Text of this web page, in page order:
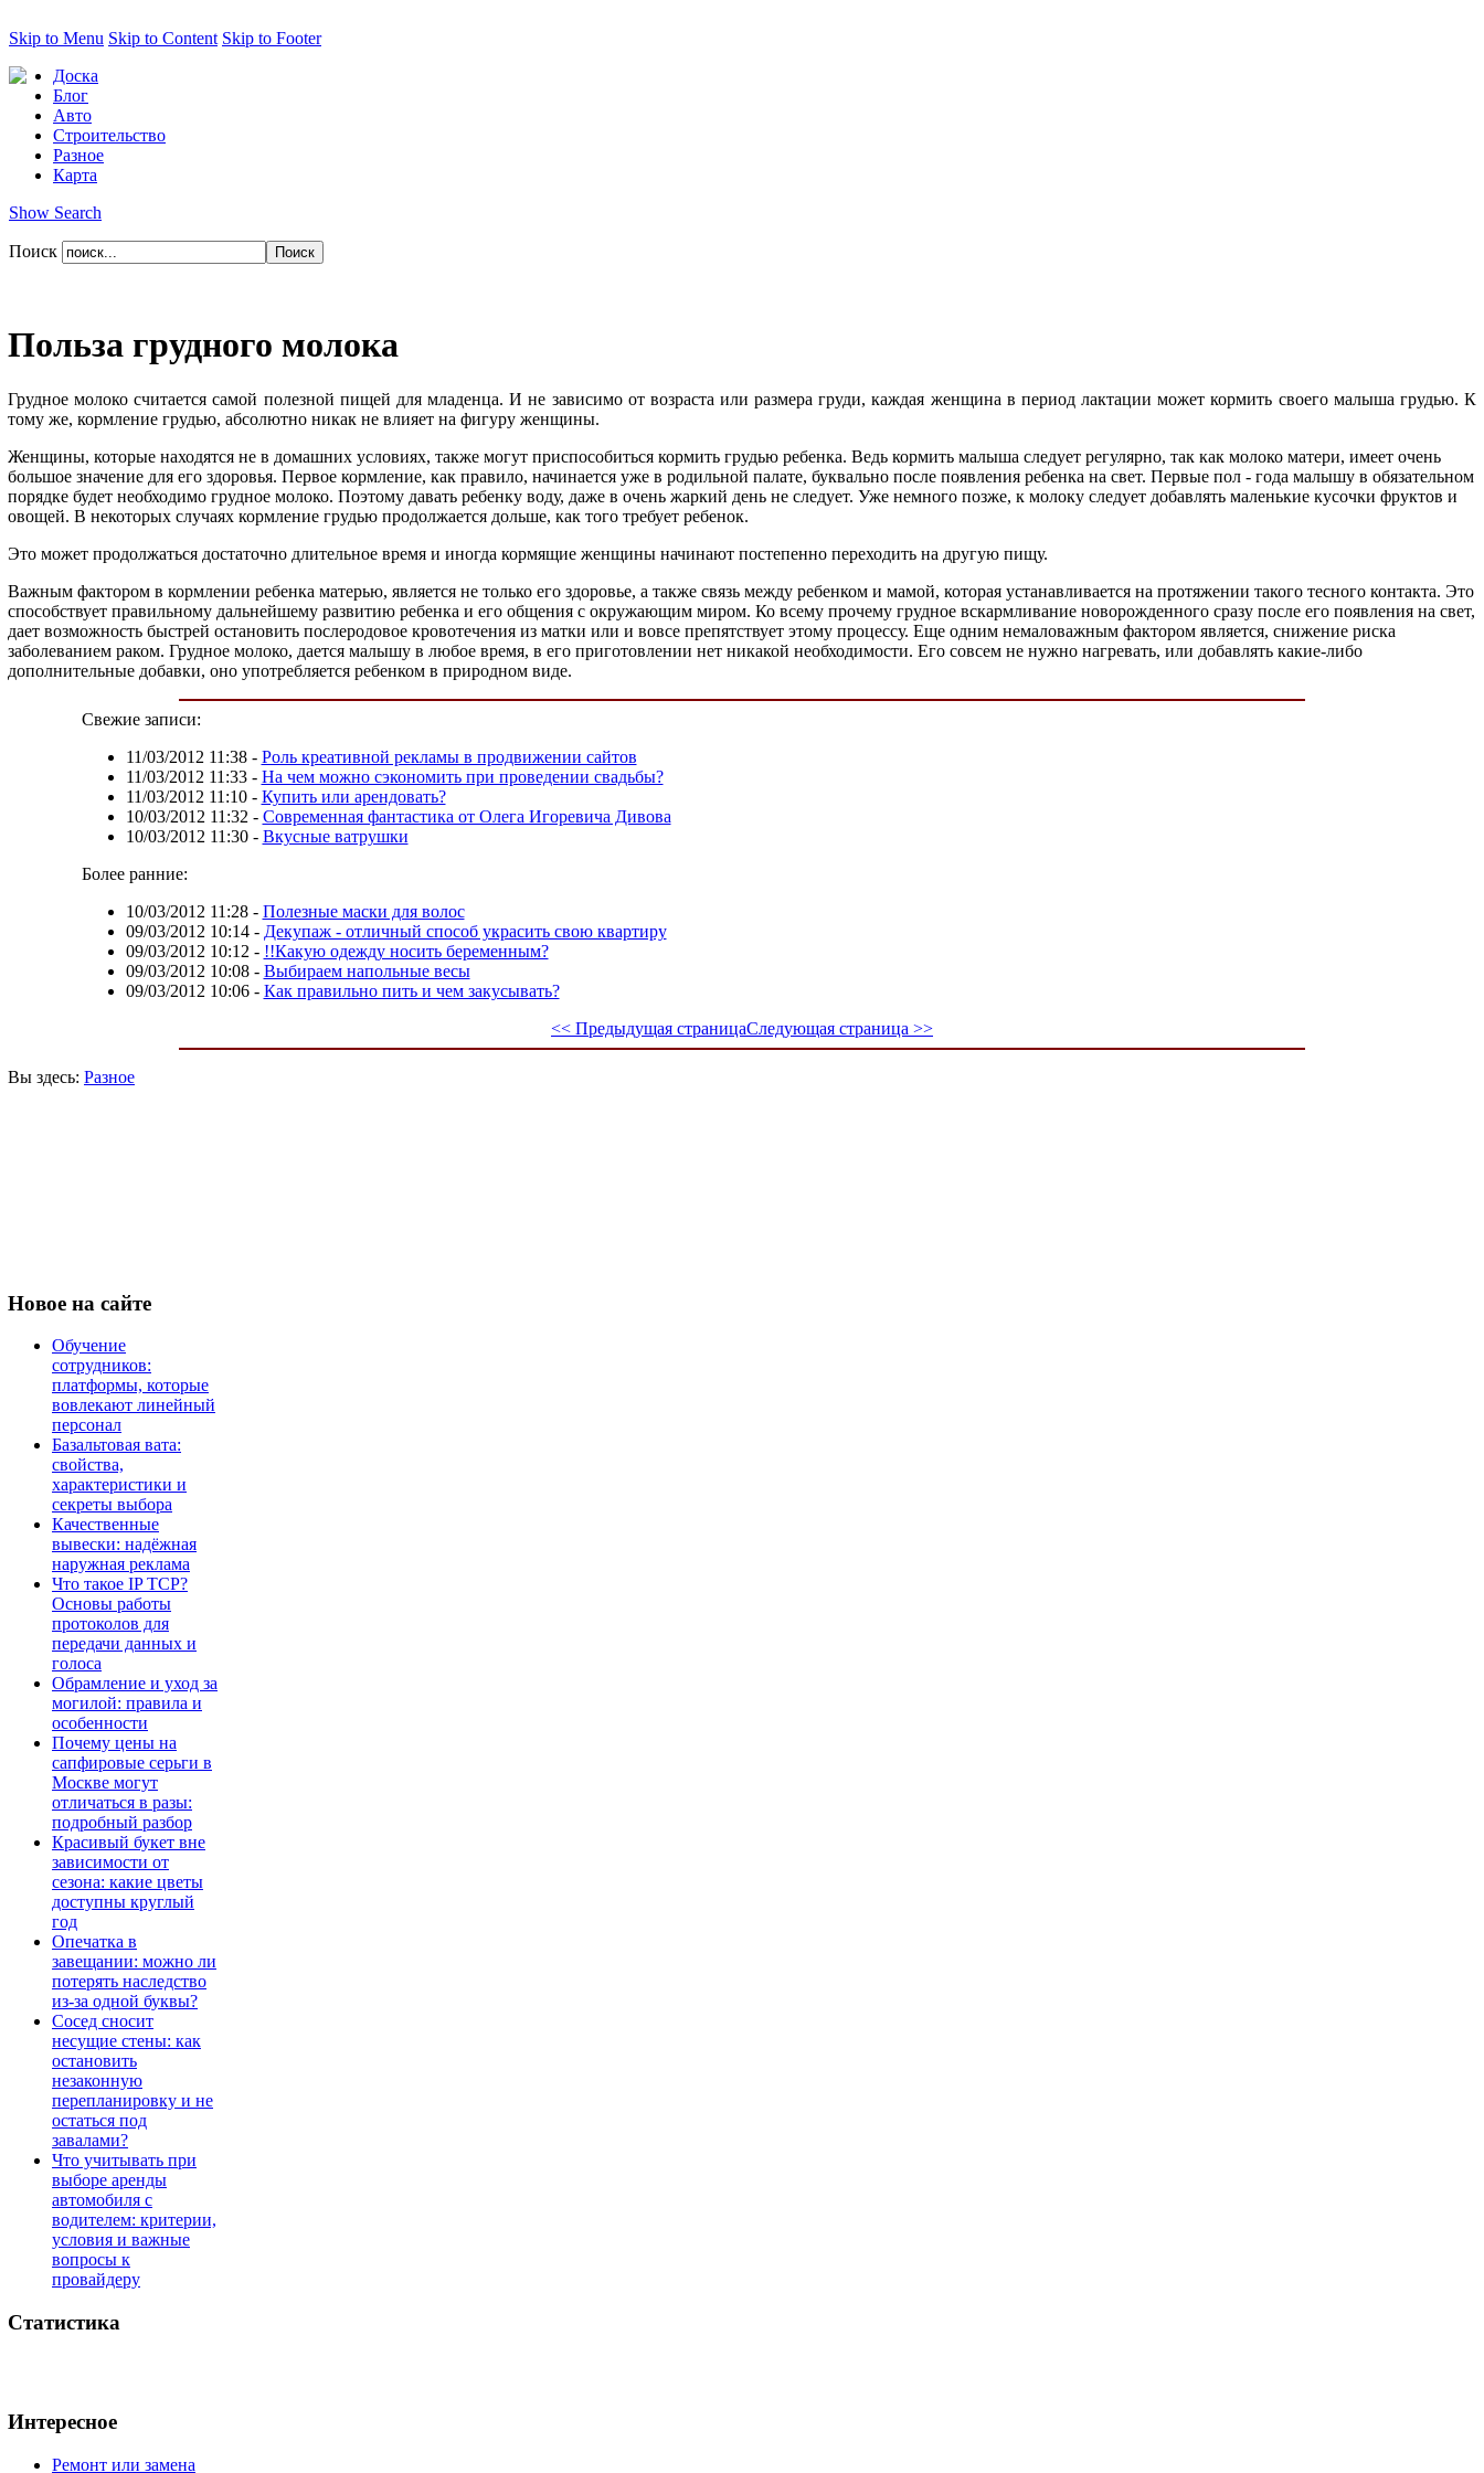
Skip to Menu Skip to Content Skip to Footer
Доска
Блог
Авто
Строительство
Разное
Карта
Show Search
Поиск
Польза грудного молока
Грудное молоко считается самой полезной пищей для младенца. И не зависимо от возраста или размера груди, каждая женщина в период лактации может кормить своего малыша грудью. К
тому же, кормление грудью, абсолютно никак не влияет на фигуру женщины.
Женщины, которые находятся не в домашних условиях, также могут приспособиться кормить грудью ребенка. Ведь кормить малыша следует регулярно, так как молоко матери, имеет очень
большое значение для его здоровья. Первое кормление, как правило, начинается уже в родильной палате, буквально после появления ребенка на свет. Первые пол - года малышу в обязательном
порядке будет необходимо грудное молоко. Поэтому давать ребенку воду, даже в очень жаркий день не следует. Уже немного позже, к молоку следует добавлять маленькие кусочки фруктов и
овощей. В некоторых случаях кормление грудью продолжается дольше, как того требует ребенок.
Это может продолжаться достаточно длительное время и иногда кормящие женщины начинают постепенно переходить на другую пищу.
Важным фактором в кормлении ребенка матерью, является не только его здоровье, а также связь между ребенком и мамой, которая устанавливается на протяжении такого тесного контакта. Это
способствует правильному дальнейшему развитию ребенка и его общения с окружающим миром. Ко всему прочему грудное вскармливание новорожденного сразу после его появления на свет,
дает возможность быстрей остановить послеродовое кровотечения из матки или и вовсе препятствует этому процессу. Еще одним немаловажным фактором является, снижение риска
заболеванием раком. Грудное молоко, дается малышу в любое время, в его приготовлении нет никакой необходимости. Его совсем не нужно нагревать, или добавлять какие-либо
дополнительные добавки, оно употребляется ребенком в природном виде.
Свежие записи:
11/03/2012 11:38- Роль креативной рекламы в продвижении сайтов
11/03/2012 11:33- На чем можно сэкономить при проведении свадьбы?
11/03/2012 11:10- Купить или арендовать?
10/03/2012 11:32 - Современная фантастика от Олега Игоревича Дивова
10/03/2012 11:30- Вкусные ватрушки
Более ранние:
10/03/2012 11:28- Полезные маски для волос
09/03/2012 10:14- Декупаж - отличный способ украсить свою квартиру
09/03/2012 10:12 - !!Какую одежду носить беременным?
09/03/2012 10:08- Выбираем напольные весы
09/03/2012 10:06- Как правильно пить и чем закусывать?
<< Предыдущая страницаСледующая страница >>
Вы здесь: Разное
Новое на сайте
Обучение
сотрудников:
платформы, которые
вовлекают линейный
персонал
Базальтовая вата:
свойства,
характеристики и
секреты выбора
Качественные
вывески: надёжная
наружная реклама
Что такое IP TCP?
Основы работы
протоколов для
передачи данных и
голоса
Обрамление и уход за
могилой: правила и
особенности
Почему цены на
сапфировые серьги в
Москве могут
отличаться в разы:
подробный разбор
Красивый букет вне
зависимости от
сезона: какие цветы
доступны круглый
год
Опечатка в
завещании: можно ли
потерять наследство
из-за одной буквы?
Сосед сносит
несущие стены: как
остановить
незаконную
перепланировку и не
остаться под
завалами?
Что учитывать при
выборе аренды
автомобиля с
водителем: критерии,
условия и важные
вопросы к
провайдеру
Статистика
Интересное
Ремонт или замена